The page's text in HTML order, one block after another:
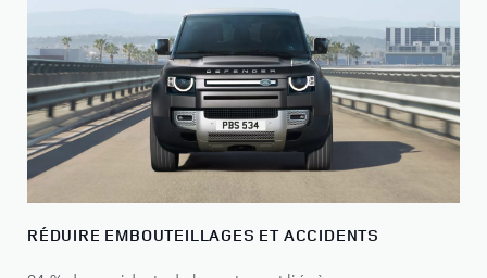
RÉDUIRE EMBOUTEILLAGES ET ACCIDENTS